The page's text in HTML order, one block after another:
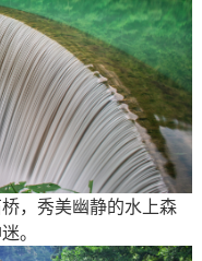
，秀美幽静的水上森
。